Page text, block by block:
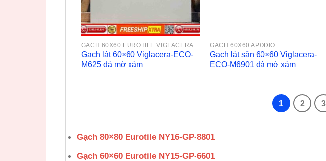
GẠCH 60X60 EUROTILE VIGLACERA
Gạch lát 60×60 Viglacera-ECO-
M625 đá mờ xám
GẠCH 60X60 APODIO
Gạch lát sân 60×60 Viglacera-
ECO-M6901 đá mờ xám
1 2 3
Gạch 80×80 Eurotile NY16-GP-8801
Gạch 60×60 Eurotile NY15-GP-6601